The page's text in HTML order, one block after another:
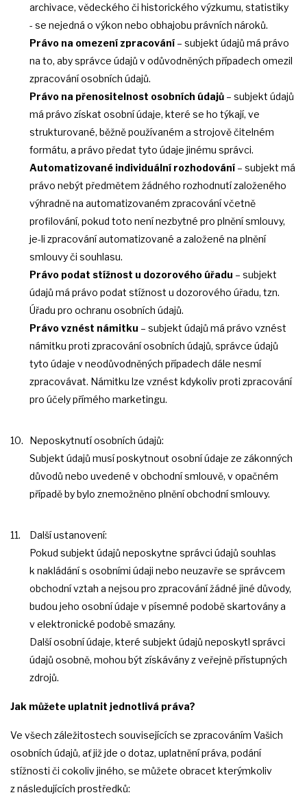
archivace, vědeckého či historického výzkumu, statistiky
- se nejedná o výkon nebo obhajobu právních nároků.
Právo na omezení zpracování – subjekt údajů má právo
na to, aby správce údajů v odůvodněných případech omezil
zpracování osobních údajů.
Právo na přenositelnost osobních údajů – subjekt údajů
má právo získat osobní údaje, které se ho týkají, ve
strukturované, běžně používaném a strojově čitelném
formátu, a právo předat tyto údaje jinému správci.
Automatizované individuální rozhodování – subjekt má
právo nebýt předmětem žádného rozhodnutí založeného
výhradně na automatizovaném zpracování včetně
profilování, pokud toto není nezbytné pro plnění smlouvy,
je-li zpracování automatizované a založené na plnění
smlouvy či souhlasu.
Právo podat stížnost u dozorového úřadu – subjekt
údajů má právo podat stížnost u dozorového úřadu, tzn.
Úřadu pro ochranu osobních údajů.
Právo vznést námitku – subjekt údajů má právo vznést
námitku proti zpracování osobních údajů, správce údajů
tyto údaje v neodůvodněných případech dále nesmí
zpracovávat. Námitku lze vznést kdykoliv proti zpracování
pro účely přímého marketingu.
Neposkytnutí osobních údajů:
Subjekt údajů musí poskytnout osobní údaje ze zákonných
důvodů nebo uvedené v obchodní smlouvě, v opačném
případě by bylo znemožněno plnění obchodní smlouvy.
Další ustanovení:
Pokud subjekt údajů neposkytne správci údajů souhlas
k nakládání s osobními údaji nebo neuzavře se správcem
obchodní vztah a nejsou pro zpracování žádné jiné důvody,
budou jeho osobní údaje v písemné podobě skartovány a
v elektronické podobě smazány.
Další osobní údaje, které subjekt údajů neposkytl správci
údajů osobně, mohou být získávány z veřejně přístupných
zdrojů.
Jak můžete uplatnit jednotlivá práva?
Ve všech záležitostech souvisejících se zpracováním Vašich
osobních údajů, ať již jde o dotaz, uplatnění práva, podání
stížnosti či cokoliv jiného, se můžete obracet kterýmkoliv
z následujících prostředků: